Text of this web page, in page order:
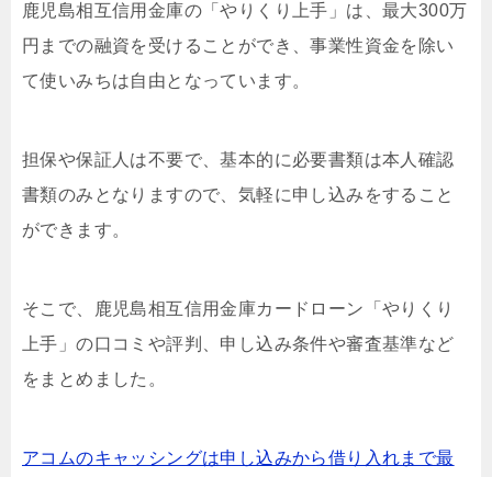
鹿児島相互信用金庫の「やりくり上手」は、最大300万
円までの融資を受けることができ、事業性資金を除い
て使いみちは自由となっています。
担保や保証人は不要で、基本的に必要書類は本人確認
書類のみとなりますので、気軽に申し込みをすること
ができます。
そこで、鹿児島相互信用金庫カードローン「やりくり
上手」の口コミや評判、申し込み条件や審査基準など
をまとめました。
アコムのキャッシングは申し込みから借り入れまで最